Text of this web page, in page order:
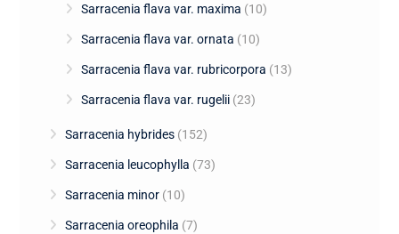
Sarracenia flava var. maxima (10)
Sarracenia flava var. ornata (10)
Sarracenia flava var. rubricorpora (13)
Sarracenia flava var. rugelii (23)
Sarracenia hybrides (152)
Sarracenia leucophylla (73)
Sarracenia minor (10)
Sarracenia oreophila (7)